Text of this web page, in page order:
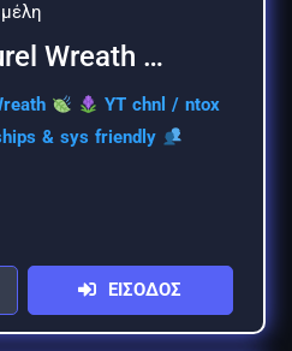
Wreath …
YT chnl / ntox
& sys friendly
ΕΙΣΟΔΟΣ